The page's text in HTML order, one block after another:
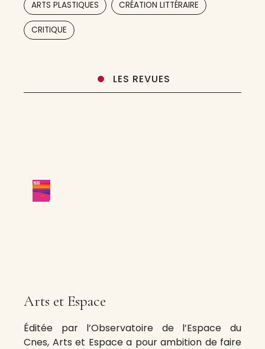
ARTS PLASTIQUES CRÉATION LITTÉRAIRE
CRITIQUE
LES REVUES
Arts et Espace
Éditée par l’Observatoire de l’Espace du
Cnes, Arts et Espace a pour ambition de faire